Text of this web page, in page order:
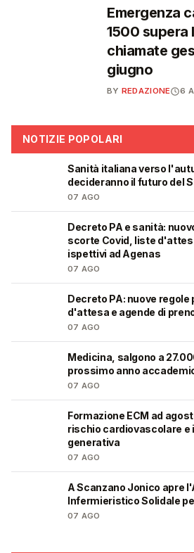
Emergenza
1500 supera
chiamate
giugno
BY REDAZIONE 6
NOTIZIE POPOLARI
Sanità italiana verso
decideranno il futuro del
07 AGO
Decreto PA e sanità:
scorte Covid, liste
ispettivi ad Agenas
07 AGO
Decreto PA: nuove
d'attesa e agende di
07 AGO
Medicina, salgono a
prossimo anno
07 AGO
Formazione ECM ad
rischio cardiovascolare
generativa
07 AGO
A Scanzano Jonico apre
Infermieristico Solidale
07 AGO